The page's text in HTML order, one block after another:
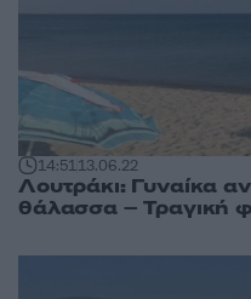
14:5113.06.22
Λουτράκι: Γυναίκα
θάλασσα – Τραγική